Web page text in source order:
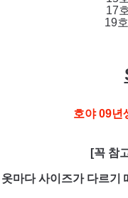
17
19
호야 09
[꼭 참
옷마다 사이즈가 다르기